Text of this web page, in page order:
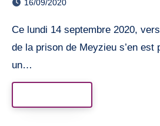
16/09/2020
Ce lundi 14 septembre 2020, vers 19 h 30, un mineur
de la prison de Meyzieu s’en est
un…